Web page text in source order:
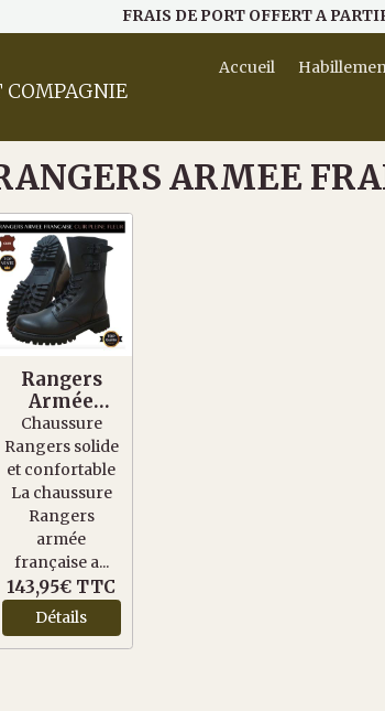
FRAIS DE PORT OFFERT A
COMPAGNIE
Accueil
ARMEE
Rangers
Armée
Française
Cuir OPEX
Chaussure
Rangers solide
et confortable
La chaussure
Rangers
armée
française a...
143,95€ TTC
Détails